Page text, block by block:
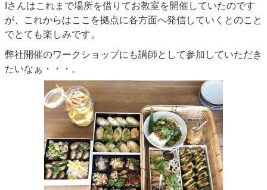
Iさんはこれまで場所を借りてお教室を開催していたのです
が、これからはここを拠点に各方面へ発信していくとのこと
でとても楽しみです。
弊社開催のワークショップにも講師として参加していただき
たいなぁ・・・。